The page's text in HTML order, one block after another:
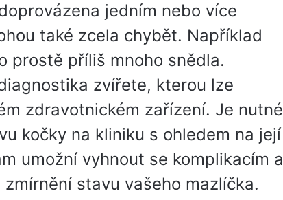
jedním nebo více
také zcela chybět. Například
prostě příliš mnoho snědla.
zvířete, kterou lze
zdravotnickém zařízení. Je nutné
kočky na kliniku s ohledem na její
umožní vyhnout se komplikacím a
stavu vašeho mazlíčka.